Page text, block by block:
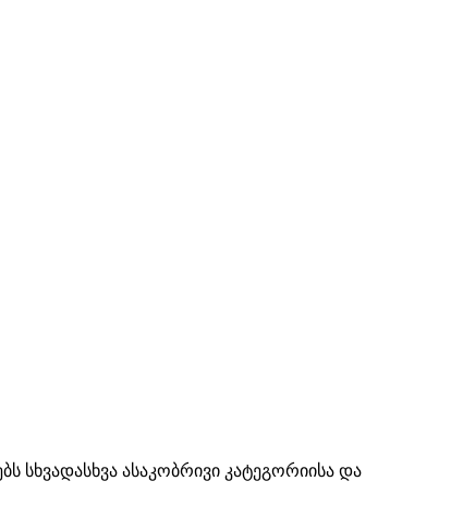
ასაკობრივი კატეგორიისა და